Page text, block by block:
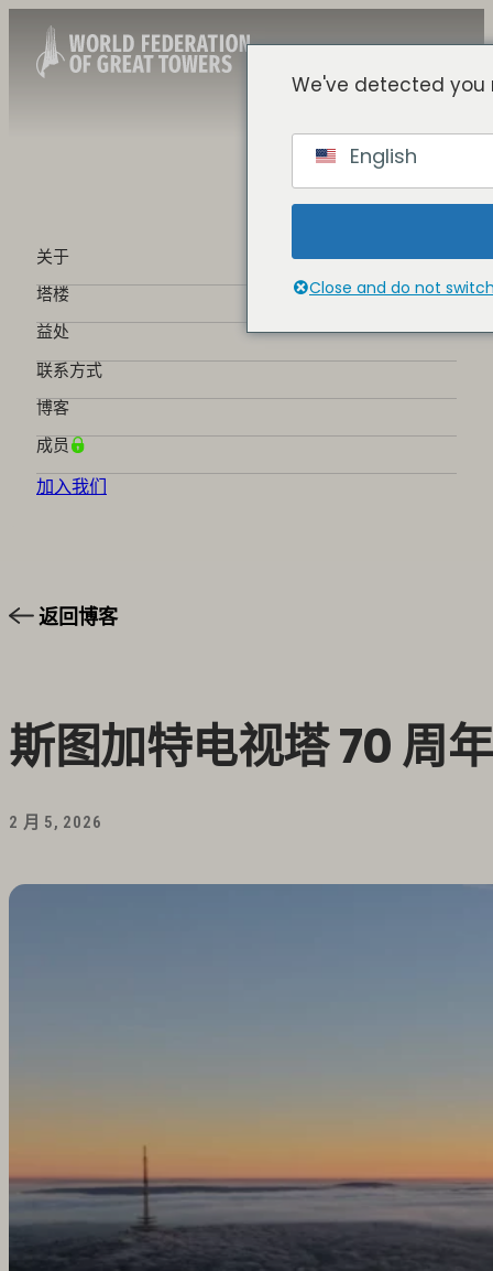
English
Portuguese
关于
塔楼
益处
联系方式
博客
成员
加入我们
返回博客
斯图加特电视塔 70 周
2 月 5, 2026
We've detected
English
Close and do not